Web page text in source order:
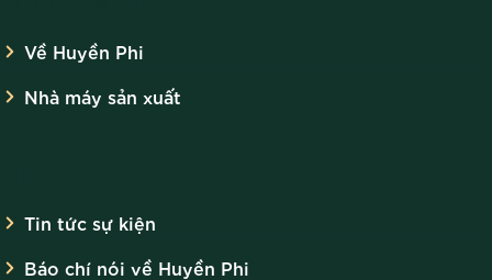
Về Huyền Phi
Nhà máy sản xuất
Tin tức sự kiện
Báo chí nói về Huyền Phi